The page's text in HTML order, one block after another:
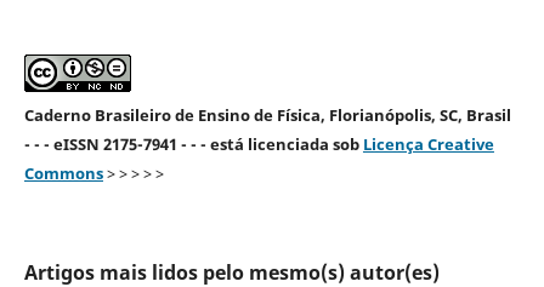
Caderno Brasileiro de Ensino de Física, Florianópolis, SC, Brasil
- - - eISSN 2175-7941 - - - está licenciada sob Licença Creative
Commons> > > > >
Artigos mais lidos pelo mesmo(s) autor(es)